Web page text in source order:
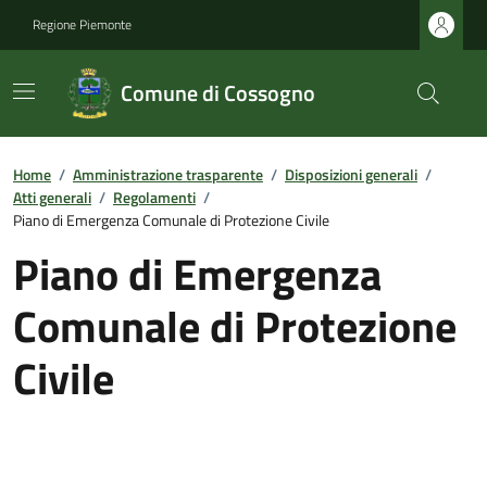
Regione Piemonte
Comune di Cossogno
Home / Amministrazione trasparente / Disposizioni generali /
Atti generali / Regolamenti /
Piano di Emergenza Comunale di Protezione Civile
Piano di Emergenza
Comunale di Protezione
Civile